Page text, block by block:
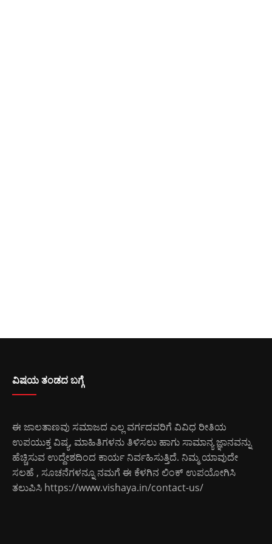
ವಿಷಯ ತಂಡದ ಬಗ್ಗೆ
ಈ ಜಾಲತಾಣವು ಸಮಾಜದ ಎಲ್ಲ ವರ್ಗದವರಿಗೆ ವಿವಿಧ ರೀತಿಯ
ಉಪಯುಕ್ತ ವಿಷ್ಯ, ಮಾಹಿತಿಗಳನು ತಿಳಿಸಲು ಹಾಗು ಸಾಮಾನ್ಯ ಜ್ಞಾನವನ್ನು
ಹೆಚ್ಚಿಸುವ ಉದ್ದೇಶದಿಂದ ಕಾರ್ಯ ನಿರ್ವಹಿಸುತ್ತಿದೆ. ನಿಮ್ಮ ಯಾವುದೇ
ಸಲಹೆ , ಸೂಚನೆಗಳನ್ನೂ ನಮಗೆ ಈ ಕೆಳಗಿನ ಲಿಂಕ್ ಉಪಯೋಗಿಸಿ
ತಲುಪಿಸಿ https://www.vishaya.in/contact-us/